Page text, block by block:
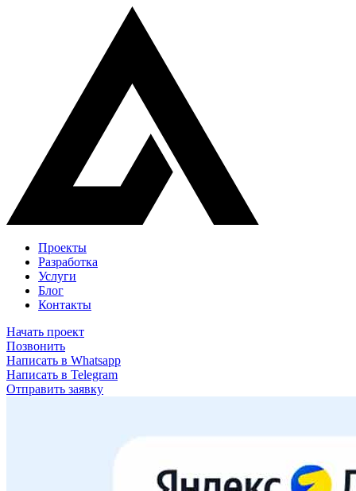
Проекты
Разработка
Услуги
Блог
Контакты
Начать проект
Позвонить
Написать в Whatsapp
Написать в Telegram
Отправить заявку